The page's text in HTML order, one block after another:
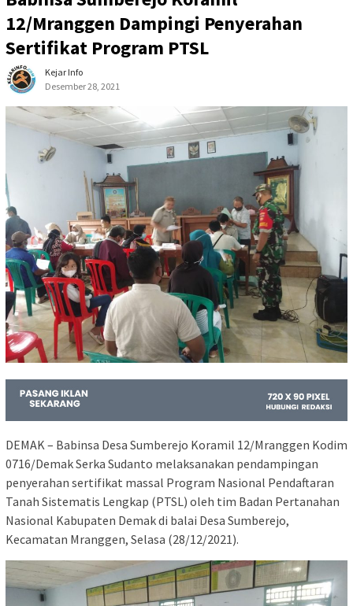
12/Mranggen Dampingi Penyerahan
Sertifikat Program PTSL
Kejar Info
Desember 28, 2021
DEMAK – Babinsa Desa Sumberejo Koramil 12/Mranggen Kodim
0716/Demak Serka Sudanto melaksanakan pendampingan
penyerahan sertifikat massal Program Nasional Pendaftaran
Tanah Sistematis Lengkap (PTSL) oleh tim Badan Pertanahan
Nasional Kabupaten Demak di balai Desa Sumberejo,
Kecamatan Mranggen, Selasa (28/12/2021).